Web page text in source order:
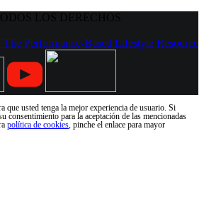
que usted tenga la mejor experiencia de usuario. Si
consentimiento para la aceptación de las mencionadas
política de cookies , pinche el enlace para mayor